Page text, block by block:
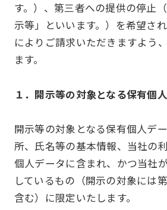
す。）、第三者への提供の停止
示等」といいます。）を希望さ
によりご請求いただきますよう
ます。
１．開示等の対象となる保有個
開示等の対象となる保有個人デ
所、氏名等の基本情報、当社の
個人データに含まれ、かつ当社
しているもの（開示の対象には
含む）に限定いたします。